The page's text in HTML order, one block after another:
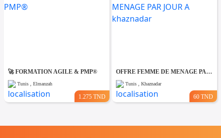
🚀 FORMATION AGILE & PMP®
Tunis , Elmanzah
1.275 TND
OFFRE FEMME DE MENAGE PAR JOUR A khaznadar
Tunis , Khaznadar
60 TND